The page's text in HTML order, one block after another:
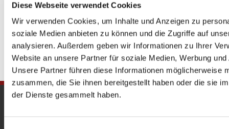
Diese Webseite verwendet Cookies
Wir verwenden Cookies, um Inhalte und Anzeigen zu
soziale Medien anbieten zu können und die Zugriffe auf
analysieren. Außerdem geben wir Informationen zu Ihrer
Website an unsere Partner für soziale Medien, Werbung
Unsere Partner führen diese Informationen möglicherweise
zusammen, die Sie ihnen bereitgestellt haben oder die sie
der Dienste gesammelt haben.